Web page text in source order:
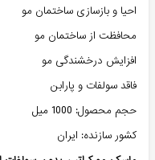
احیا و بازسازی ساختمان مو
محافظت از ساختمان مو
افزایش درخشندگی مو
فاقد سولفات و پارابن
حجم محصول: 1000 میل
کشور سازنده: ایران